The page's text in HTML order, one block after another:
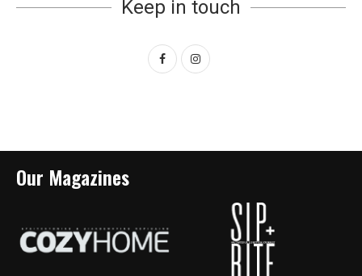
Keep in touch
Our Magazines